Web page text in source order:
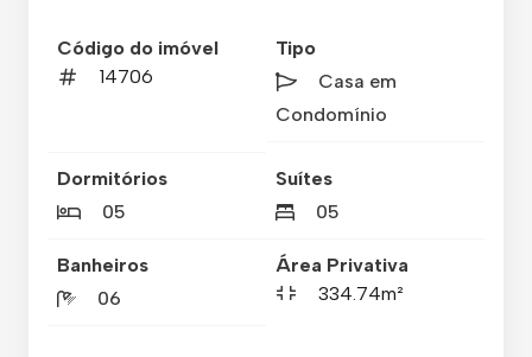
Código do imóvel
14706
Tipo
Casa em
Condomínio
Dormitórios
05
Suítes
05
Banheiros
06
Área Privativa
334.74m²